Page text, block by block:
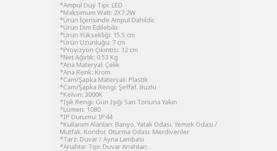
*Ampul Duy Tipi: LED
*Maksimum Watt: 2X7.2W
*Ürün İçerisinde Ampul Dahildir.
*Ürün Dim Edilebilir.
*Ürün Yüksekliği: 15.5 cm
*Ürün Uzunluğu: 7 cm
*Provizyon Çıkıntısı: 12 cm
*Net Ağırlık: 0.53 Kg
*Ana Materyal: Çelik
*Ana Renk: Krom
*Cam/Şapka Materyali: Plastik
*Cam/Şapka Rengi: Şeffaf. Buzlu
*Kelvın: 3000K
*Işık Rengi: Gün Işığı Sarı Tonuna Yakın
*Lümen: 1080
*IP Durumu: IP44
*Kullanım Alanları: Banyo. Yatak Odası. Yemek Odası /
Mutfak. Koridor. Oturma Odası. Merdivenler
*Tarz: Duvar / Ayna Lambası
*Anahtar Tipi: Duvar Anahtarı